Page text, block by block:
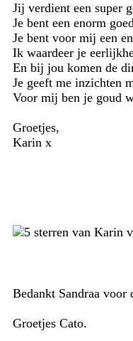
Jij verdient een super
Je bent een enorm
Je bent voor mij een
Ik waardeer je
En bij jou komen de
Je geeft me inzichten
Voor mij ben je goud
Groetjes,
Karin x
Bedankt Sandraa voor
Groetjes Cato.